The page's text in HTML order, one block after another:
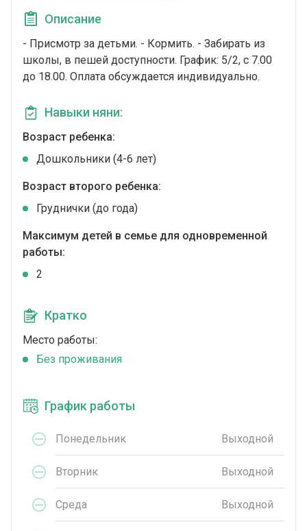
Описание
- Присмотр за детьми. - Кормить. - Забирать из
школы, в пешей доступности. График: 5/2, с 7.00
до 18.00. Оплата обсуждается индивидуально.
Навыки няни:
Возраст ребенка:
Дошкольники (4-6 лет)
Возраст второго ребенка:
Груднички (до года)
Максимум детей в семье для одновременной
работы:
2
Кратко
Место работы:
Без проживания
График работы
Понедельник Выходной
Вторник Выходной
Среда Выходной